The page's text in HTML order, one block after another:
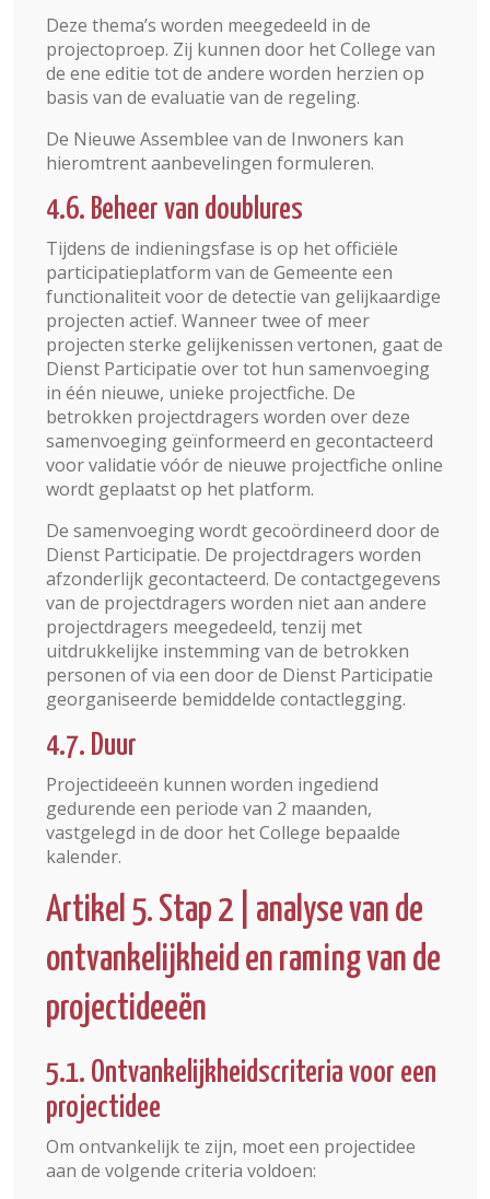
Deze thema’s worden meegedeeld in de
projectoproep. Zij kunnen door het College van
de ene editie tot de andere worden herzien op
basis van de evaluatie van de regeling.
De Nieuwe Assemblee van de Inwoners kan
hieromtrent aanbevelingen formuleren.
4.6. Beheer van doublures
Tijdens de indieningsfase is op het officiële
participatieplatform van de Gemeente een
functionaliteit voor de detectie van gelijkaardige
projecten actief. Wanneer twee of meer
projecten sterke gelijkenissen vertonen, gaat de
Dienst Participatie over tot hun samenvoeging
in één nieuwe, unieke projectfiche. De
betrokken projectdragers worden over deze
samenvoeging geïnformeerd en gecontacteerd
voor validatie vóór de nieuwe projectfiche online
wordt geplaatst op het platform.
De samenvoeging wordt gecoördineerd door de
Dienst Participatie. De projectdragers worden
afzonderlijk gecontacteerd. De contactgegevens
van de projectdragers worden niet aan andere
projectdragers meegedeeld, tenzij met
uitdrukkelijke instemming van de betrokken
personen of via een door de Dienst Participatie
georganiseerde bemiddelde contactlegging.
4.7. Duur
Projectideeën kunnen worden ingediend
gedurende een periode van 2 maanden,
vastgelegd in de door het College bepaalde
kalender.
Artikel 5. Stap 2 | analyse van de
ontvankelijkheid en raming van de
projectideeën
5.1. Ontvankelijkheidscriteria voor een
projectidee
Om ontvankelijk te zijn, moet een projectidee
aan de volgende criteria voldoen: